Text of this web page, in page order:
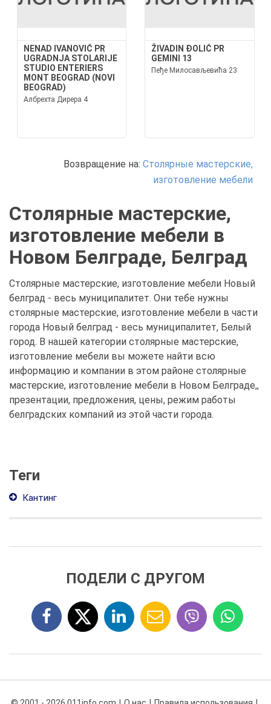
NENAD IVANOVIĆ PR
UGRADNJA STOLARIJE
STUDIO ENTERIERS
MONT BEOGRAD (NOVI
BEOGRAD)
Албрехта Дирера 4
ŽIVADIN ĐOLIĆ PR
GEMINI 13
Пеђе Милосављевића 23
Возвращение на: Столярные мастерские,
изготовление мебели
Столярные мастерские,
изготовление мебели в
Новом Белграде, Белград
Столярные мастерские, изготовление мебели Новый
белград - весь муниципалитет. Они тебе нужны
столярные мастерские, изготовление мебели в части
города Новый белград - весь муниципалитет, Белый
город. В нашей категории столярные мастерские,
изготовление мебели вы можете найти всю
информацию и компании в этом районе столярные
мастерские, изготовление мебели в Новом Белграде,,
презентации, предложения, цены, режим работы
белградских компаний из этой части города.
Теги
Кантинг
ПОДЕЛИ С ДРУГОМ